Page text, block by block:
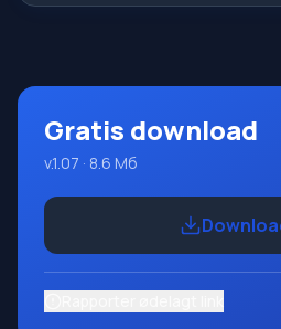
Gratis download
v.1.07 · 8.6 Мб